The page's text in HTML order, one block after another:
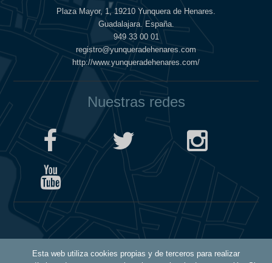
Esta web utiliza cookies propias y de terceros para realizar
Plaza Mayor, 1, 19210 Yunquera de Henares.
Guadalajara. España.
949 33 00 01
registro@yunqueradehenares.com
http://www.yunqueradehenares.com/
Nuestras redes
Política de Cookies
Política de Privacidad